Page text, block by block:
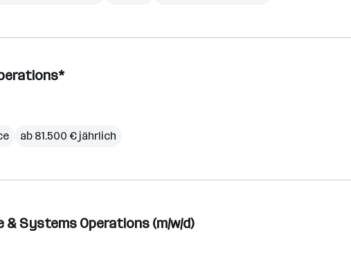
ab 81.500 € jährlich
& Systems Operations (m/w/d)